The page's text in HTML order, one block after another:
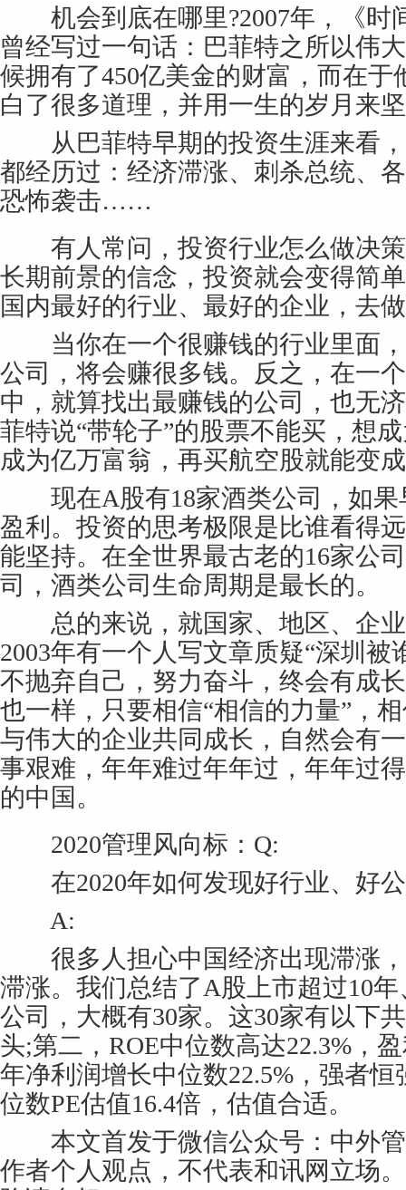
机会到底在哪里?2007年，《时
曾经写过一句话：巴菲特之所以伟
候拥有了450亿美金的财富，而在于
白了很多道理，并用一生的岁月来
从巴菲特早期的投资生涯来看，
都经历过：经济滞涨、刺杀总统、
恐怖袭击……
有人常问，投资行业怎么做决策
长期前景的信念，投资就会变得简
国内最好的行业、最好的企业，去
当你在一个很赚钱的行业里面，
公司，将会赚很多钱。反之，在一
中，就算找出最赚钱的公司，也无
菲特说“带轮子”的股票不能买，想
成为亿万富翁，再买航空股就能变
现在A股有18家酒类公司，如果
盈利。投资的思考极限是比谁看得
能坚持。在全世界最古老的16家公
司，酒类公司生命周期是最长的。
总的来说，就国家、地区、企业
2003年有一个人写文章质疑“深圳被
不抛弃自己，努力奋斗，终会有成
也一样，只要相信“相信的力量”，
与伟大的企业共同成长，自然会有
事艰难，年年难过年年过，年年过
的中国。
2020管理风向标：Q:
在2020年如何发现好行业、好公
A:
很多人担心中国经济出现滞涨，
滞涨。我们总结了A股上市超过10
公司，大概有30家。这30家有以下
头;第二，ROE中位数高达22.3%，
年净利润增长中位数22.5%，强者恒
位数PE估值16.4倍，估值合适。
本文首发于微信公众号：中外管
作者个人观点，不代表和讯网立场